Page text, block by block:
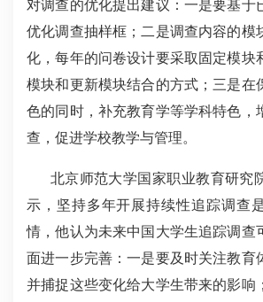
对调查的优化提出建议：一是要基于
优化调查抽样框；二是调查内容的模
化，每年的问卷设计要采取固定模块
模块和更新模块结合的方式；三是在
色的同时，补充教育学等学科特色，
查，促进学校教学与管理。
北京师范大学国家职业教育研究
示，坚持多年开展持续性追踪调查
情，他认为未来中国大学生追踪调查
面进一步完善：一是要及时关注教育
并捕捉这些变化给大学生带来的影响